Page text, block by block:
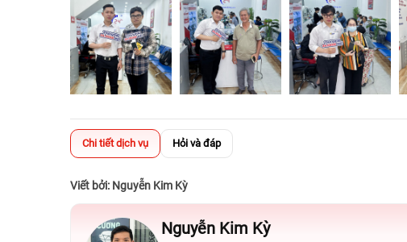
Chi tiết dịch vụ Hỏi và đáp
Viết bởi: Nguyễn Kim Kỳ
Nguyễn Kim Kỳ